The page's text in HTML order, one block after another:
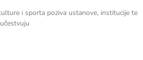
i sporta poziva ustanove, institucije te